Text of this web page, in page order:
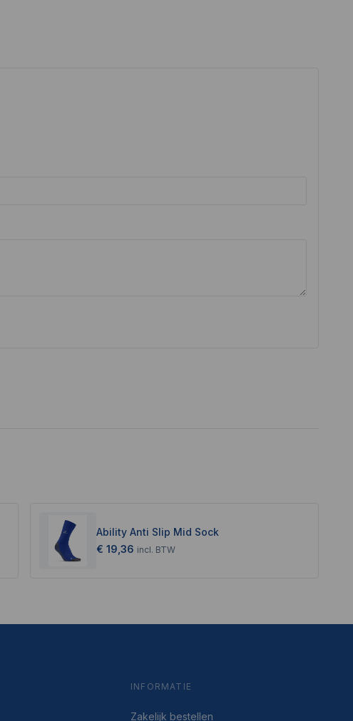
Ability Anti Slip Mid Sock
€ 19,36 incl. BTW
INFORMATIE
Zakelijk bestellen